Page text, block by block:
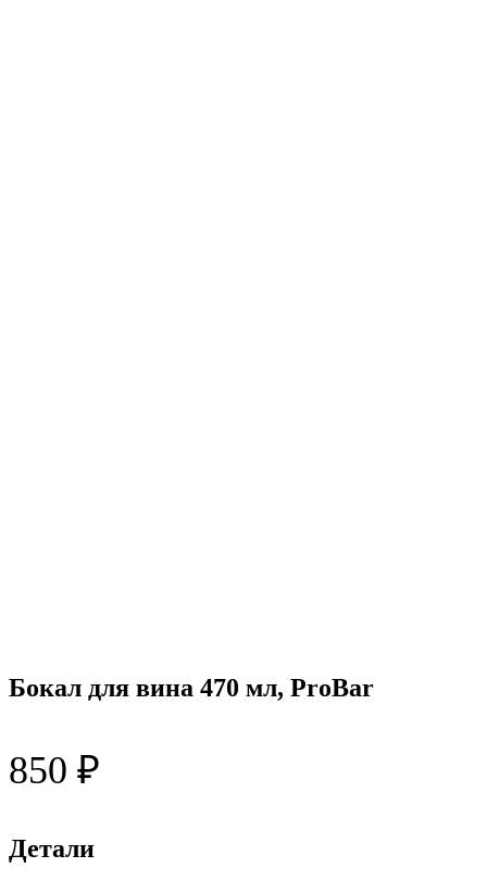
Бокал для вина 470 мл, ProBar
850 ₽
Детали